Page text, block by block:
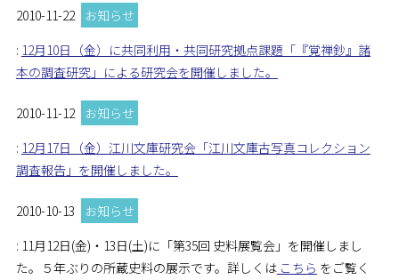
2010-11-22
お知らせ
: 12月10日（金）に共同利用・共同研究拠点課題「『覚禅鈔』諸
本の調査研究」による研究会を開催しました。
2010-11-12
お知らせ
: 12月17日（金）江川文庫研究会「江川文庫古写真コレクション
調査報告」を開催しました。
2010-10-13
お知らせ
: 11月12日(金)・13日(土)に「第35回 史料展覧会」を開催しまし
た。５年ぶりの所蔵史料の展示です。詳しくはこちら をご覧く